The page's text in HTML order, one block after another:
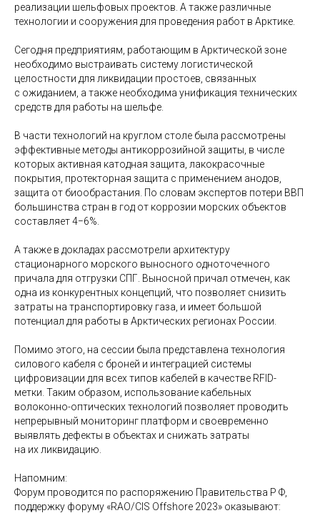
реализации шельфовых проектов. А также различные
технологии и сооружения для проведения работ в Арктике.
Сегодня предприятиям, работающим в Арктической зоне
необходимо выстраивать систему логистической
целостности для ликвидации простоев, связанных
с ожиданием, а также необходима унификация технических
средств для работы на шельфе.
В части технологий на круглом столе была рассмотрены
эффективные методы антикоррозийной защиты, в числе
которых активная катодная защита, лакокрасочные
покрытия, протекторная защита с применением анодов,
защита от биообрастания. По словам экспертов потери ВВП
большинства стран в год от коррозии морских объектов
составляет 4−6%.
А также в докладах рассмотрели архитектуру
стационарного морского выносного одноточечного
причала для отгрузки СПГ. Выносной причал отмечен, как
одна из конкурентных концепций, что позволяет снизить
затраты на транспортировку газа, и имеет большой
потенциал для работы в Арктических регионах России.
Помимо этого, на сессии была представлена технология
силового кабеля с броней и интеграцией системы
цифровизации для всех типов кабелей в качестве RFID-
метки. Таким образом, использование кабельных
волоконно-оптических технологий позволяет проводить
непрерывный мониторинг платформ и своевременно
выявлять дефекты в объектах и снижать затраты
на их ликвидацию.
Напомним:
Форум проводится по распоряжению Правительства Р Ф,
поддержку форуму «RAO/CIS Offshore 2023» оказывают: